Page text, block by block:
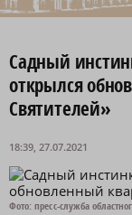
Садный
открылся
Святителей»
18:39, 27.07.2021
Фото: пресс-служба